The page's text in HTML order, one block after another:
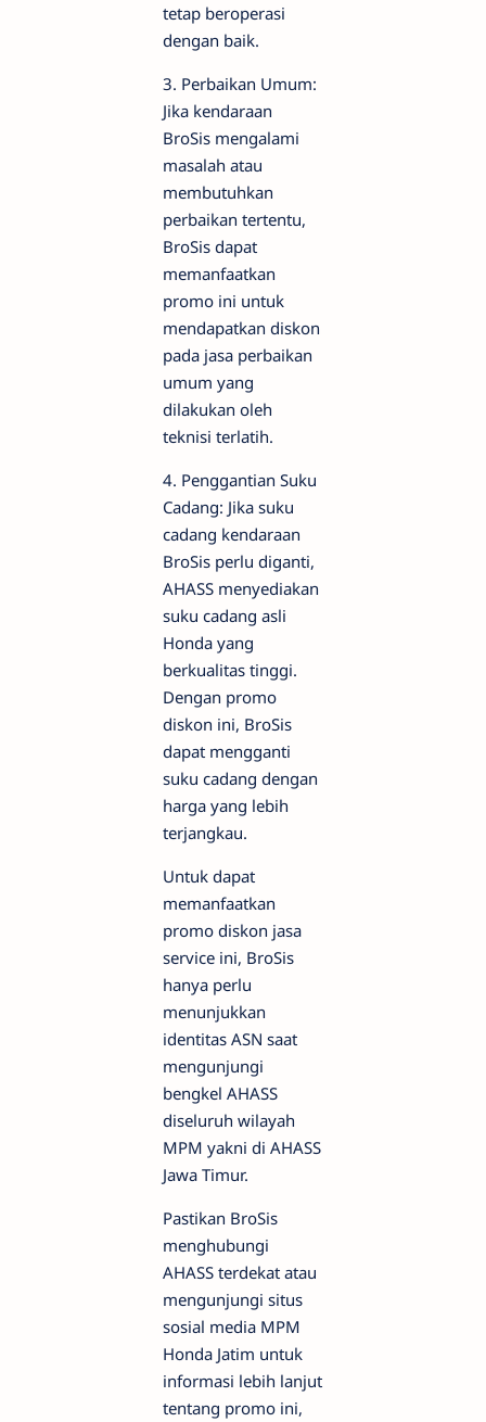
tetap beroperasi
dengan baik.
3. Perbaikan Umum:
Jika kendaraan
BroSis mengalami
masalah atau
membutuhkan
perbaikan tertentu,
BroSis dapat
memanfaatkan
promo ini untuk
mendapatkan diskon
pada jasa perbaikan
umum yang
dilakukan oleh
teknisi terlatih.
4. Penggantian Suku
Cadang: Jika suku
cadang kendaraan
BroSis perlu diganti,
AHASS menyediakan
suku cadang asli
Honda yang
berkualitas tinggi.
Dengan promo
diskon ini, BroSis
dapat mengganti
suku cadang dengan
harga yang lebih
terjangkau.
Untuk dapat
memanfaatkan
promo diskon jasa
service ini, BroSis
hanya perlu
menunjukkan
identitas ASN saat
mengunjungi
bengkel AHASS
diseluruh wilayah
MPM yakni di AHASS
Jawa Timur.
Pastikan BroSis
menghubungi
AHASS terdekat atau
mengunjungi situs
sosial media MPM
Honda Jatim untuk
informasi lebih lanjut
tentang promo ini,